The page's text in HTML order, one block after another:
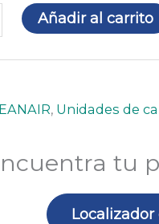
Añadir al carrito
, Unidades de
tu